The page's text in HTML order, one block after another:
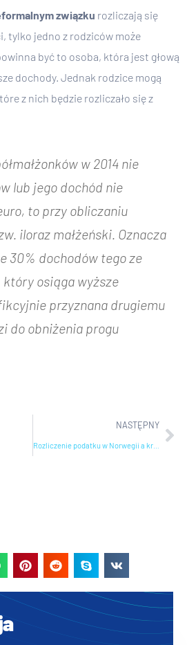
związku rozliczają się
tylko jedno z rodziców może
być to osoba, która jest głową
dochody. Jednak rodzice mogą
z nich będzie rozliczało się z
w 2014 nie
lub jego dochód nie
to przy obliczaniu
iloraz małżeński. Oznacza
30% dochodów tego ze
który osiąga wyższe
przyznana drugiemu
do obniżenia progu
NASTĘPNY
Rozliczenie podatku w Norwegii a kredyt hipoteczny